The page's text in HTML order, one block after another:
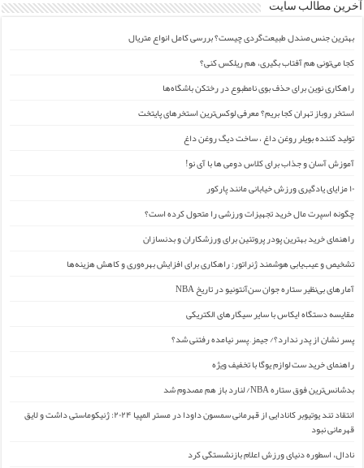
آخرین مطالب سایت
بهترین جنس صندل طبیعت‌گردی چیست؟ بررسی کامل انواع متریال
کجا می‌تونی هم آفتاب بگیری، هم ریلکس کنی؟
راهکاری نوین برای حذف بوی نامطبوع در رختکن باشگاه‌ها
استخر روباز تهران کجا بریم؟ معرفی لوکس‌ترین استخرهای پایتخت
تولید کننده بویلر روغن داغ ، ساخت دیگ روغن داغ
آموزش آسان و جذاب برای کلاس دومی ها با آی نو!
۱۰ مزایای یادگیری ورزش خیابانی مانند پارکور
چگونه اسپرت مال خرید تجهیزات ورزشی را متحول کرده است؟
راهنمای خرید بهترین پودر پروتئین برای ورزشکاران و بدنسازان
تشخیص و عیب‌یابی هوشمند ژنراتور: راهکاری برای افزایش بهره‌وری و کاهش هزینه‌ها
آمارهای بی‌نظیر ستاره جوان سن‌آنتونیو در تاریخ NBA
مقایسه دستگاه ایکاس با سایر سیگارهای الکتریکی
پسر نشان از پدر ندارد؟/ جیمز ِ پسر نیامده رفتنی شد؟
راهنمای خرید ست لوازم یوگا با تخفیف ویژه
بدشانس‌ترین فوق ستاره NBA/ لنارد باز هم مصدوم شد
انتقاد تند یوتیوبر کانادایی از قهرمانی سمسون داودا در مستر المپیا ۲۰۲۴: ژنیکوماستی داشت و لایق
قهرمانی نبود
نادال، اسطوره دنیای ورزش اعلام بازنشستگی کرد